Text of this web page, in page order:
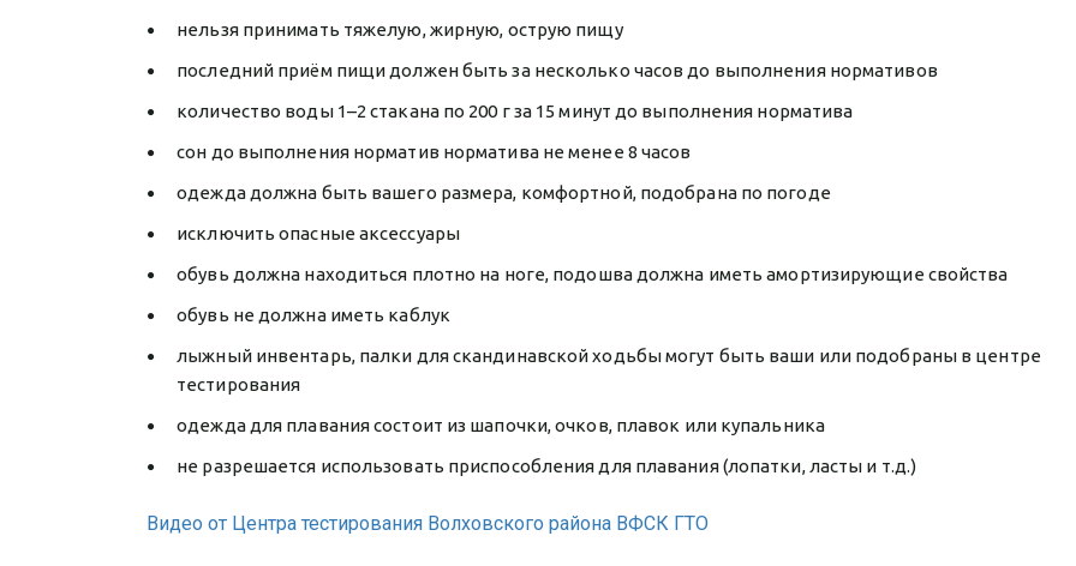
нельзя принимать тяжелую, жирную, острую пищу
последний приём пищи должен быть за несколько часов до выполнения нормативов
количество воды 1–2 стакана по 200 г за 15 минут до выполнения норматива
сон до выполнения норматив норматива не менее 8 часов
одежда должна быть вашего размера, комфортной, подобрана по погоде
исключить опасные аксессуары
обувь должна находиться плотно на ноге, подошва должна иметь амортизирующие свойства
обувь не должна иметь каблук
лыжный инвентарь, палки для скандинавской ходьбы могут быть ваши или подобраны в центре
тестирования
одежда для плавания состоит из шапочки, очков, плавок или купальника
не разрешается использовать приспособления для плавания (лопатки, ласты и т.д.)
Видео от Центра тестирования Волховского района ВФСК ГТО